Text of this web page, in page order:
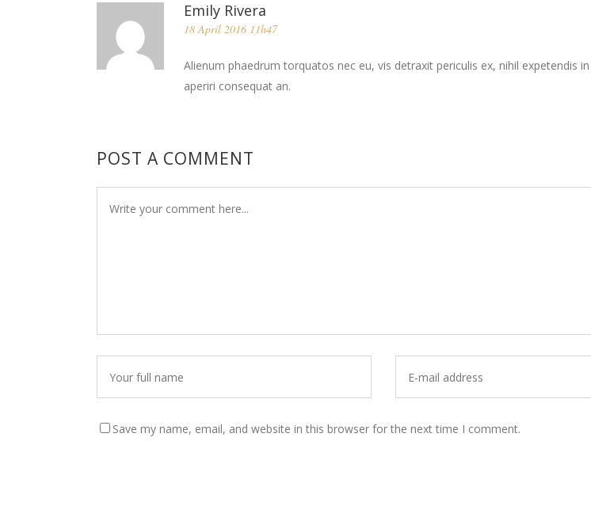
Emily Rivera
18 April 2016 11h47
Alienum phaedrum torquatos nec eu, vis detraxit periculis ex, nihil expetendis
aperiri consequat an.
POST A COMMENT
Save my name, email, and website in this browser for the next time I comment.